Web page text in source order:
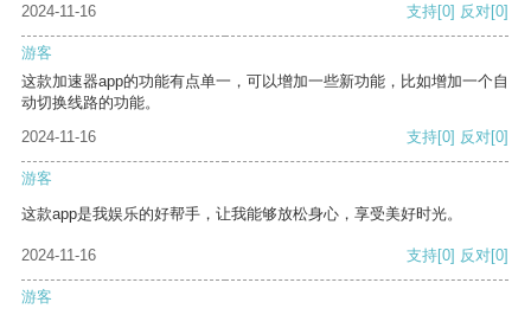
2024-11-16 支持[0] 反对[0]
游客
这款加速器app的功能有点单一，可以增加一些新功能，比如增加一个自
动切换线路的功能。
2024-11-16
支持[0] 反对[0]
游客
这款app是我娱乐的好帮手，让我能够放松身心，享受美好时光。
2024-11-16 支持[0] 反对[0]
游客